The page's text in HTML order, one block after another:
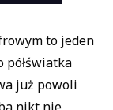
to jeden
półświatka
już powoli